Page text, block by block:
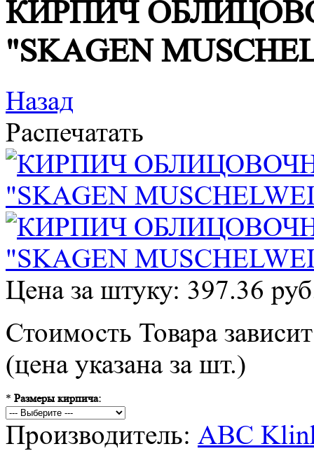
КИРПИЧ
"SKAGEN
Назад
Распечатать
Цена за штуку: 397.36
Стоимость Товара
(цена указана за шт.)
* Размеры кирпича:
Производитель: ABC